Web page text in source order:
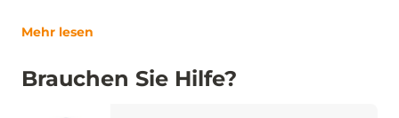
Mehr lesen
Brauchen Sie Hilfe?